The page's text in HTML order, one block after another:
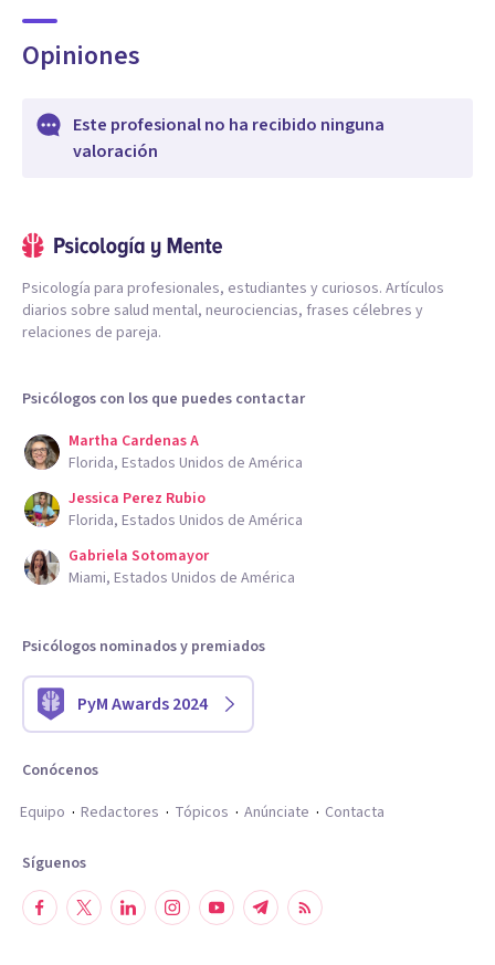
Opiniones
Este profesional no ha recibido ninguna
valoración
Psicología para profesionales, estudiantes y curiosos. Artículos
diarios sobre salud mental, neurociencias, frases célebres y
relaciones de pareja.
Psicólogos con los que puedes contactar
Martha Cardenas A
Florida, Estados Unidos de América
Jessica Perez Rubio
Florida, Estados Unidos de América
Gabriela Sotomayor
Miami, Estados Unidos de América
Psicólogos nominados y premiados
PyM Awards 2024
Conócenos
Equipo
Redactores Tópicos Anúnciate Contacta
Síguenos